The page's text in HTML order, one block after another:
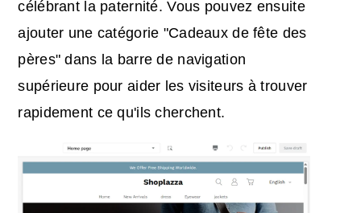
célébrant la paternité. Vous pouvez ensuite
ajouter une catégorie "Cadeaux de fête des
pères" dans la barre de navigation
supérieure pour aider les visiteurs à trouver
rapidement ce qu'ils cherchent.